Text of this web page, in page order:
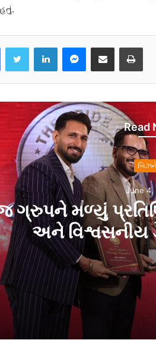
Read
June 4,
ગ્રુપને મળ્યું
અને વિશ્વસનીય
મળ્યું પ્રતિષ્ઠિત ‘ ગુજરાતના